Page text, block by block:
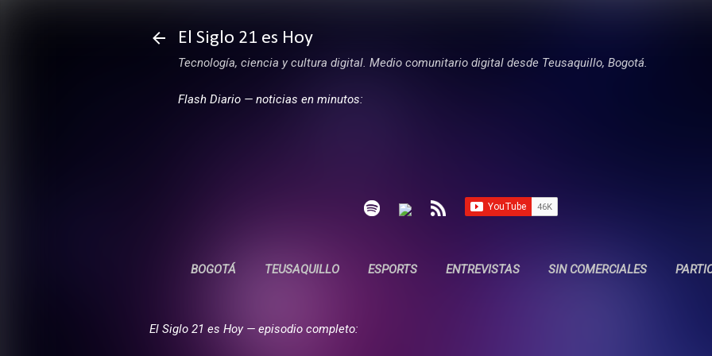
El Siglo 21 es Hoy
Tecnología, ciencia y cultura digital. Medio comunitario digital desde Teusaquillo, Bogotá.
Flash Diario — noticias en minutos:
BOGOTÁ TEUSAQUILLO ESPORTS ENTREVISTAS SIN COMERCIALES
El Siglo 21 es Hoy — episodio completo: